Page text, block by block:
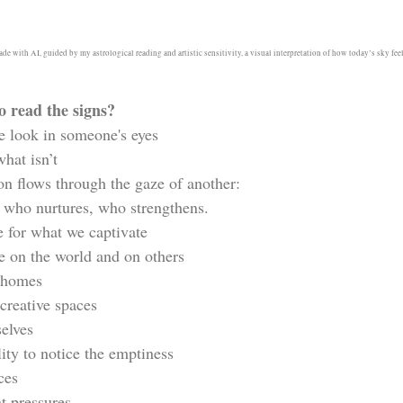
with AI, guided by my astrological reading and artistic sensitivity, a visual interpretation of how today’s sky
read the signs?
in someone's eyes
isn’t
flows through the gaze of another:
nurtures, who strengthens.
for what we captivate
on the world and on others
spaces
to notice the emptiness